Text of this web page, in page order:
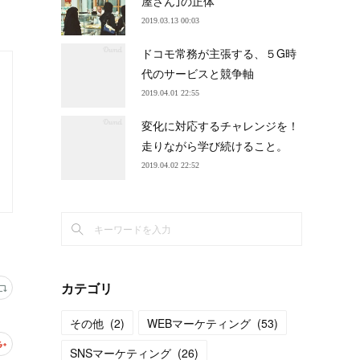
2019.03.13 00:03
ドコモ常務が主張する、５G時
代のサービスと競争軸
2019.04.01 22:55
変化に対応するチャレンジを！
走りながら学び続けること。
2019.04.02 22:52
カテゴリ
その他 (2) WEBマーケティング (53)
SNSマーケティング (26)